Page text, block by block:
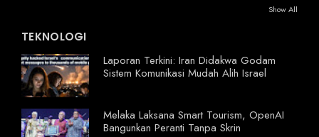
Show All
TEKNOLOGI
Laporan Terkini: Iran Didakwa Godam
Sistem Komunikasi Mudah Alih Israel
Melaka Laksana Smart Tourism, OpenAI
Bangunkan Peranti Tanpa Skrin